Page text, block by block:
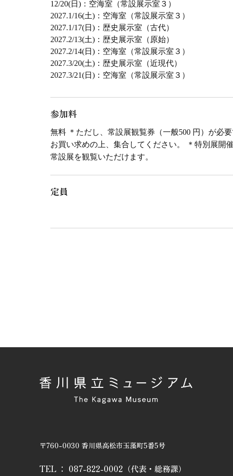
12/20(日)：空海室（常設展示室３）
2027.1/16(土)：空海室（常設展示室３）
2027.1/17(日)：歴史展示室（古代）
2027.2/13(土)：歴史展示室（原始）
2027.2/14(日)：空海室（常設展示室３）
2027.3/20(土)：歴史展示室（近現代）
2027.3/21(日)：空海室（常設展示室３）
参加料
無料 ＊ただし、常設展観覧券（一般500 円）が必
お買い求めの上、集合してください。 ＊特別展開
常設展を観覧いただけます。
定員
〒760-0030 香川県高松市玉藻町5番5号
TEL ： 087-822-0002 （代表・総務課）